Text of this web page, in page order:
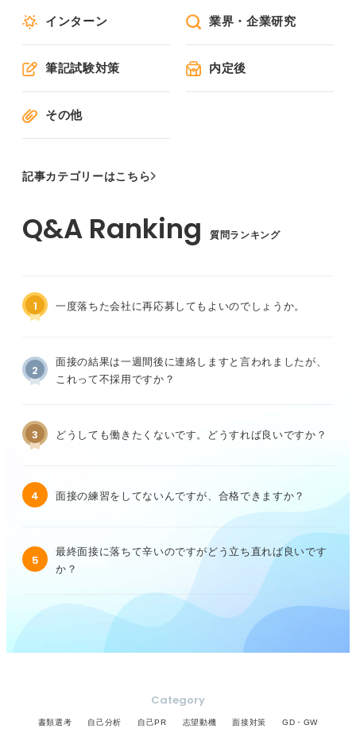
インターン 業界・企業研究
筆記試験対策 内定後
その他
記事カテゴリーはこちら
質問ランキング
1 一度落ちた会社に再応募してもよいのでしょうか。
2
面接の結果は一週間後に連絡しますと言われましたが、
これって不採用ですか？
3 どうしても働きたくないです。どうすれば良いですか？
4 面接の練習をしてないんですが、合格できますか？
5
最終面接に落ちて辛いのですがどう立ち直れば良いです
か？
Category
書類選考 自己分析 自己PR 志望動機 面接対策 GD・GW